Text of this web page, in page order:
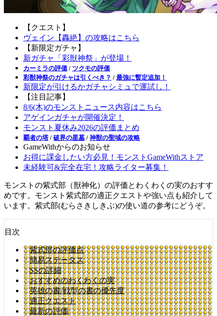
【クエスト】
ヴェイン【轟絶】の攻略はこちら
【新限定ガチャ】
新ガチャ「彩獣神祭」が登場！
カーミラの評価 / ツクモの評価
彩獣神祭のガチャは引くべき？ / 最強に暫定追加！
新限定が引けるかガチャシミュで運試し！
【注目記事】
8/6(木)のモンストニュース内容はこちら
アゲインガチャが開催決定！
モンスト夏休み2026の評価まとめ
覇者の塔 / 破界の星墓 / 神獣の聖域の攻略
GameWithからのお知らせ
お得に課金したい方必見！モンストGameWithストア
未経験可&完全在宅！攻略ライター募集！
モンストの紫式部（獣神化）の評価とわくわくの実のおすす
めです。モンスト紫式部の適正クエストや強い点も紹介して
います。紫式部(むらさきしきぶ)の使い道の参考にどうぞ。
目次
紫式部の評価点
簡易ステータス
SSの詳細
おすすめのわくわくの実
英雄の書/戦型の書の優先度
適正クエスト
最新の評価